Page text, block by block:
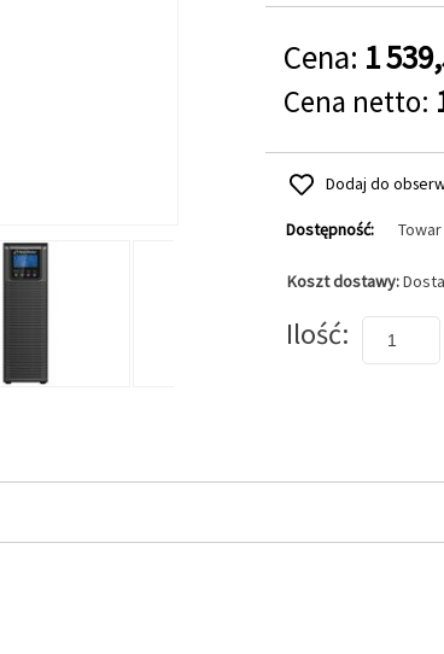
Cena: 1
Cena netto:
Dodaj do
Dostępność:
Koszt dostawy:
Ilość